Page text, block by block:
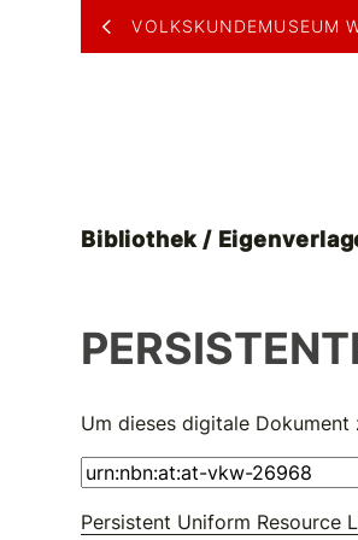
VOLKSKUNDEMUSEUM
Bibliothek /
Um dieses digitale
Persistent Uniform Resource